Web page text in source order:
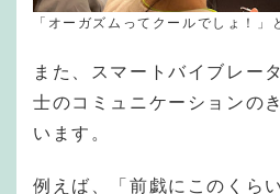
「オーガズムってクールでしょ！
また、スマートバイブレー
士のコミュニケーションの
います。
例えば、「前戯にこのくら